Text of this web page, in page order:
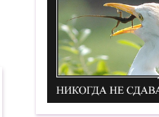
Никогда не